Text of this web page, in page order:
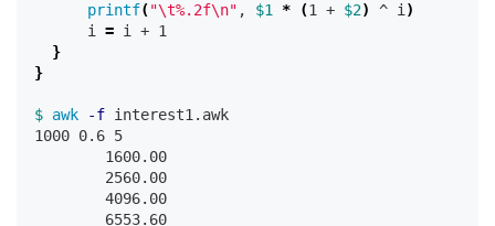
printf("\t%.2f\n" , $1 * (1 + $2) ^ i )
      i
= i + 1
}
}
$ awk -f interest1.awk
1000 0.6 5
        1600.00
        2560.00
        4096.00
        6553.60